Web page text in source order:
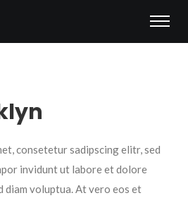
consetetur sadipscing elitr, sed
invidunt ut labore et dolore
diam voluptua. At vero eos et